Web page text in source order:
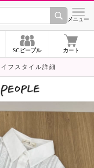
シメニュー
SCピープル カート
フスタイル詳細